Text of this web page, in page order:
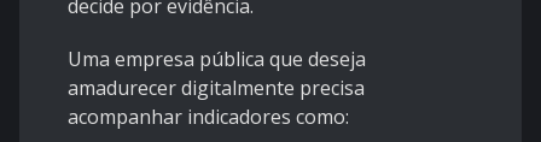
decide por evidência.
Uma empresa pública que deseja
amadurecer digitalmente precisa
acompanhar indicadores como: